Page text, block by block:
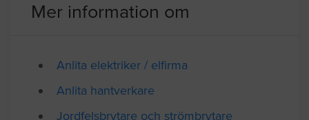
Mer information om
Anlita elektriker / elfirma
Anlita hantverkare
Jordfelsbrytare och strömbrytare